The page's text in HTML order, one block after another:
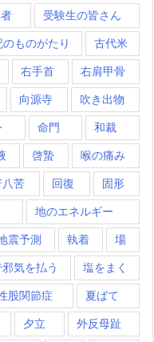
受験生の皆さん
ものがたり 古代米
右手首 右肩甲骨
向源寺 吹き出物
命門 和裁
啓蟄 喉の痛み
八苦 回復 固形
地のエネルギー
震予測 執着 場
気を払う 塩をまく
股関節症 夏ばて
夕立 外反母趾